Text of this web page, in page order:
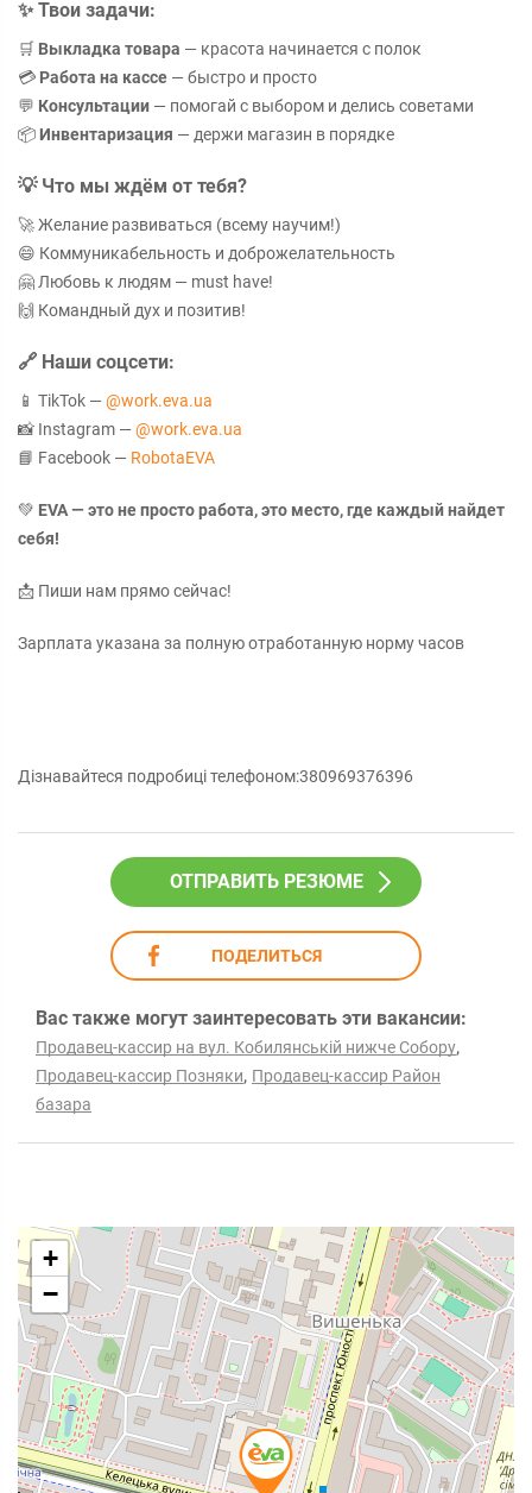
✨Твои задачи:
🛒 Выкладка товара — красота начинается с полок
💳 Работа на кассе — быстро и просто
💬 Консультации — помогай с выбором и делись советами
📦Инвентаризация — держи магазин в порядке
💡 Что мы ждём от тебя?
🚀 Желание развиваться (всему научим!)
😄 Коммуникабельность и доброжелательность
🤗 Любовь к людям — must have!
🙌 Командный дух и позитив!
🔗 Наши соцсети:
📱 TikTok — @work.eva.ua
📸 Instagram — @work.eva.ua
📘 Facebook — RobotaEVA
💚 EVA — это не просто работа, это место, где каждый найдет
себя!
📩 Пиши нам прямо сейчас!
Зарплата указана за полную отработанную норму часов
Дізнавайтеся подробиці телефоном:380969376396
ОТПРАВИТЬ РЕЗЮМЕ
ПОДЕЛИТЬСЯ
Вас также могут заинтересовать эти вакансии:
Продавец-кассир на вул. Кобилянській нижче Собору,
Продавец-кассир Позняки, Продавец-кассир Район
базара
+
−